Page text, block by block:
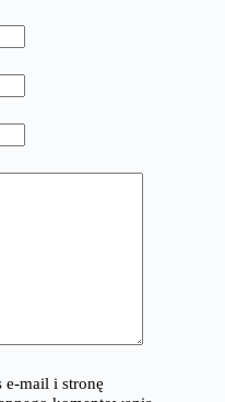
e-mail i stronę